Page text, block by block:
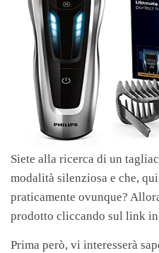
Siete alla ricerca di un
modalità silenziosa e che,
praticamente ovunque?
prodotto cliccando sul link in
Prima però, vi interesserà